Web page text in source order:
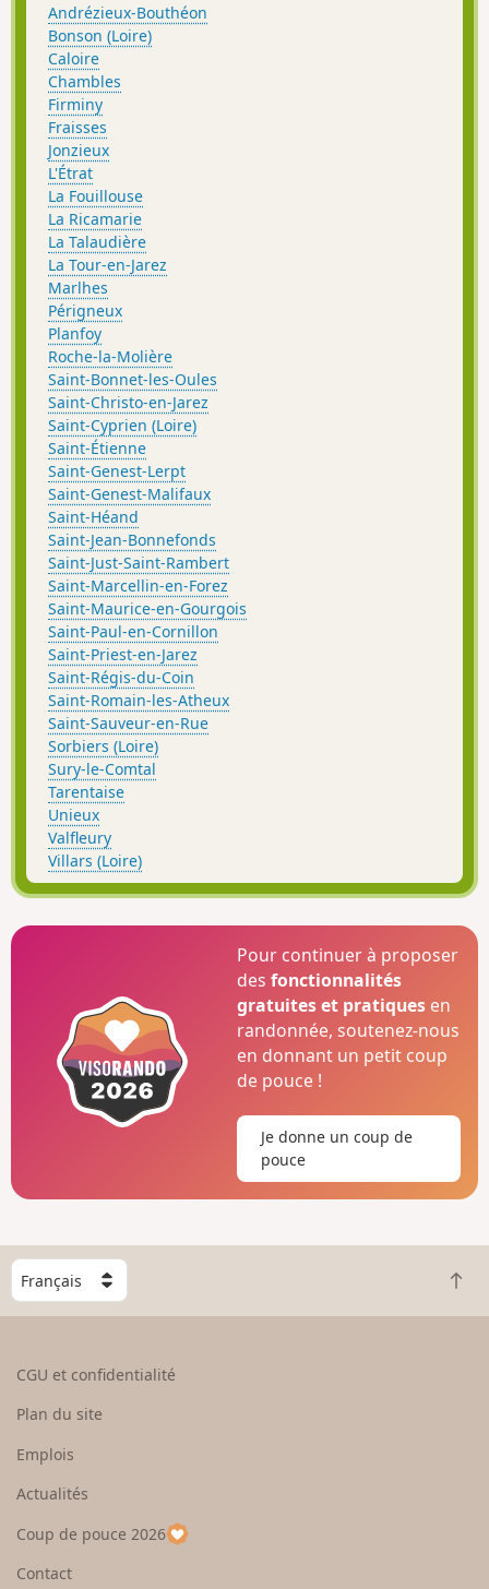
Andrézieux-Bouthéon
Bonson (Loire)
Caloire
Chambles
Firminy
Fraisses
Jonzieux
L'Étrat
La Fouillouse
La Ricamarie
La Talaudière
La Tour-en-Jarez
Marlhes
Périgneux
Planfoy
Roche-la-Molière
Saint-Bonnet-les-Oules
Saint-Christo-en-Jarez
Saint-Cyprien (Loire)
Saint-Étienne
Saint-Genest-Lerpt
Saint-Genest-Malifaux
Saint-Héand
Saint-Jean-Bonnefonds
Saint-Just-Saint-Rambert
Saint-Marcellin-en-Forez
Saint-Maurice-en-Gourgois
Saint-Paul-en-Cornillon
Saint-Priest-en-Jarez
Saint-Régis-du-Coin
Saint-Romain-les-Atheux
Saint-Sauveur-en-Rue
Sorbiers (Loire)
Sury-le-Comtal
Tarentaise
Unieux
Valfleury
Villars (Loire)
Pour continuer à proposer
desfonctionnalités
gratuites et pratiques en
randonnée, soutenez-nous
en donnant un petit coup
de pouce !
Je donne un coup de
pouce
C
h
o
e
u
p
a
R
e
CGU et confidentialité
Plan du site
Emplois
Actualités
Coup de pouce 2026
Contact